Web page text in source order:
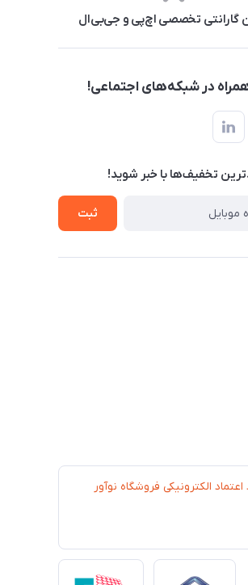
گارانتی تخصصی اچ‌پی و جی‌بی‌ال
در شبکه‌های اجتماعی!
تخفیف‌ها با‌ خبر شوید!
ثبت